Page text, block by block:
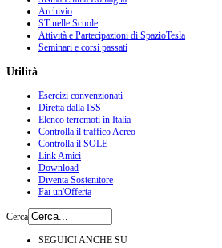
Archivio
ST nelle Scuole
Attività e Partecipazioni di SpazioTesla
Seminari e corsi passati
Utilità
Esercizi convenzionati
Diretta dalla ISS
Elenco terremoti in Italia
Controlla il traffico Aereo
Controlla il SOLE
Link Amici
Download
Diventa Sostenitore
Fai un'Offerta
Cerca
SEGUICI ANCHE SU